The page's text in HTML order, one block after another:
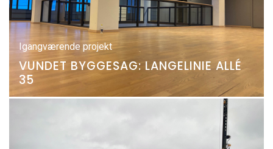
Igangværende projekt
VUNDET BYGGESAG: LANGELINIE ALLÉ
35